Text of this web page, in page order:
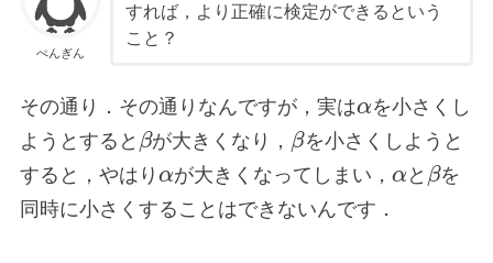
ぺんぎん
すれば，より正確に検定ができるという
こと？
その通り．その通りなんですが，実はαを小さくし
ようとすると βが大きくなり， βを小さくしようと
すると，やはり αが大きくなってしまい， α と βを
同時に小さくすることはできないんです．